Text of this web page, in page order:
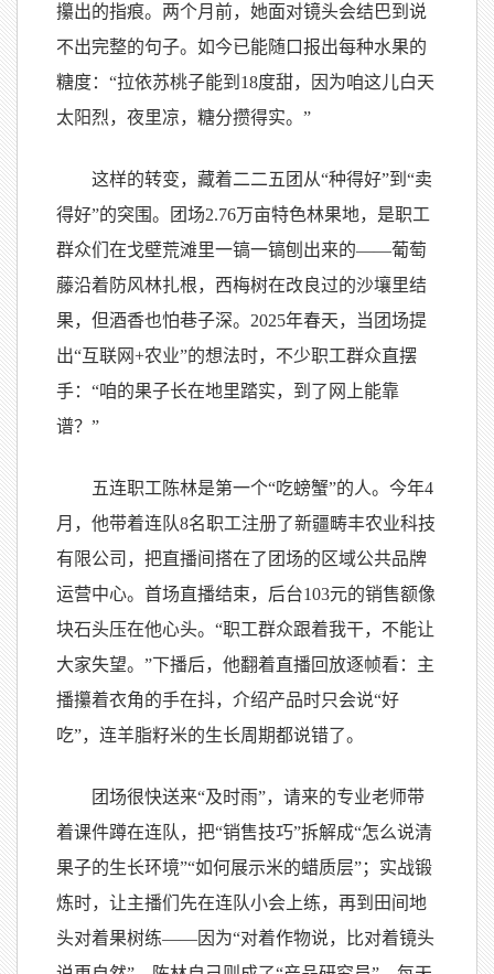
攥出的指痕。两个月前，她面对镜头会结巴到说
不出完整的句子。如今已能随口报出每种水果的
糖度：“拉依苏桃子能到18度甜，因为咱这儿白天
太阳烈，夜里凉，糖分攒得实。”
这样的转变，藏着二二五团从“种得好”到“卖
得好”的突围。团场2.76万亩特色林果地，是职工
群众们在戈壁荒滩里一镐一镐刨出来的——葡萄
藤沿着防风林扎根，西梅树在改良过的沙壤里结
果，但酒香也怕巷子深。2025年春天，当团场提
出“互联网+农业”的想法时，不少职工群众直摆
手：“咱的果子长在地里踏实，到了网上能靠
谱？”
五连职工陈林是第一个“吃螃蟹”的人。今年4
月，他带着连队8名职工注册了新疆畴丰农业科技
有限公司，把直播间搭在了团场的区域公共品牌
运营中心。首场直播结束，后台103元的销售额像
块石头压在他心头。“职工群众跟着我干，不能让
大家失望。”下播后，他翻着直播回放逐帧看：主
播攥着衣角的手在抖，介绍产品时只会说“好
吃”，连羊脂籽米的生长周期都说错了。
团场很快送来“及时雨”，请来的专业老师带
着课件蹲在连队，把“销售技巧”拆解成“怎么说清
果子的生长环境”“如何展示米的蜡质层”；实战锻
炼时，让主播们先在连队小会上练，再到田间地
头对着果树练——因为“对着作物说，比对着镜头